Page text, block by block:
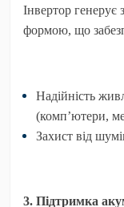
Інвертор
формою, що
Надійність
(комп’ютери,
Захист від
3. Підтримка